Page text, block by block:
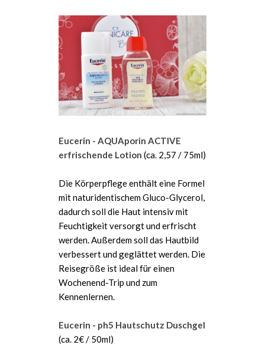
Eucerin - AQUAporin ACTIVE
erfrischende Lotion (ca. 2,57 / 75ml)
Die Körperpflege enthält eine Formel
mit naturidentischem Gluco-Glycerol,
dadurch soll die Haut intensiv mit
Feuchtigkeit versorgt und erfrischt
werden. Außerdem soll das Hautbild
verbessert und geglättet werden. Die
Reisegröße ist ideal für einen
Wochenend-Trip und zum
Kennenlernen.
Eucerin - ph5 Hautschutz Duschgel
(ca. 2€ / 50ml)